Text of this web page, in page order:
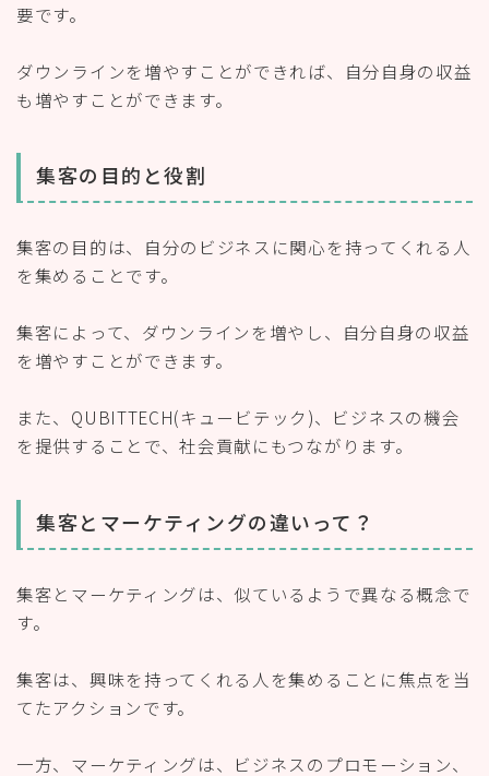
要です。
ダウンラインを増やすことができれば、自分自身の収益
も増やすことができます。
集客の目的と役割
集客の目的は、自分のビジネスに関心を持ってくれる人
を集めることです。
集客によって、ダウンラインを増やし、自分自身の収益
を増やすことができます。
また、QUBITTECH(キュービテック)、ビジネスの機会
を提供することで、社会貢献にもつながります。
集客とマーケティングの違いって？
集客とマーケティングは、似ているようで異なる概念で
す。
集客は、興味を持ってくれる人を集めることに焦点を当
てたアクションです。
一方、マーケティングは、ビジネスのプロモーション、